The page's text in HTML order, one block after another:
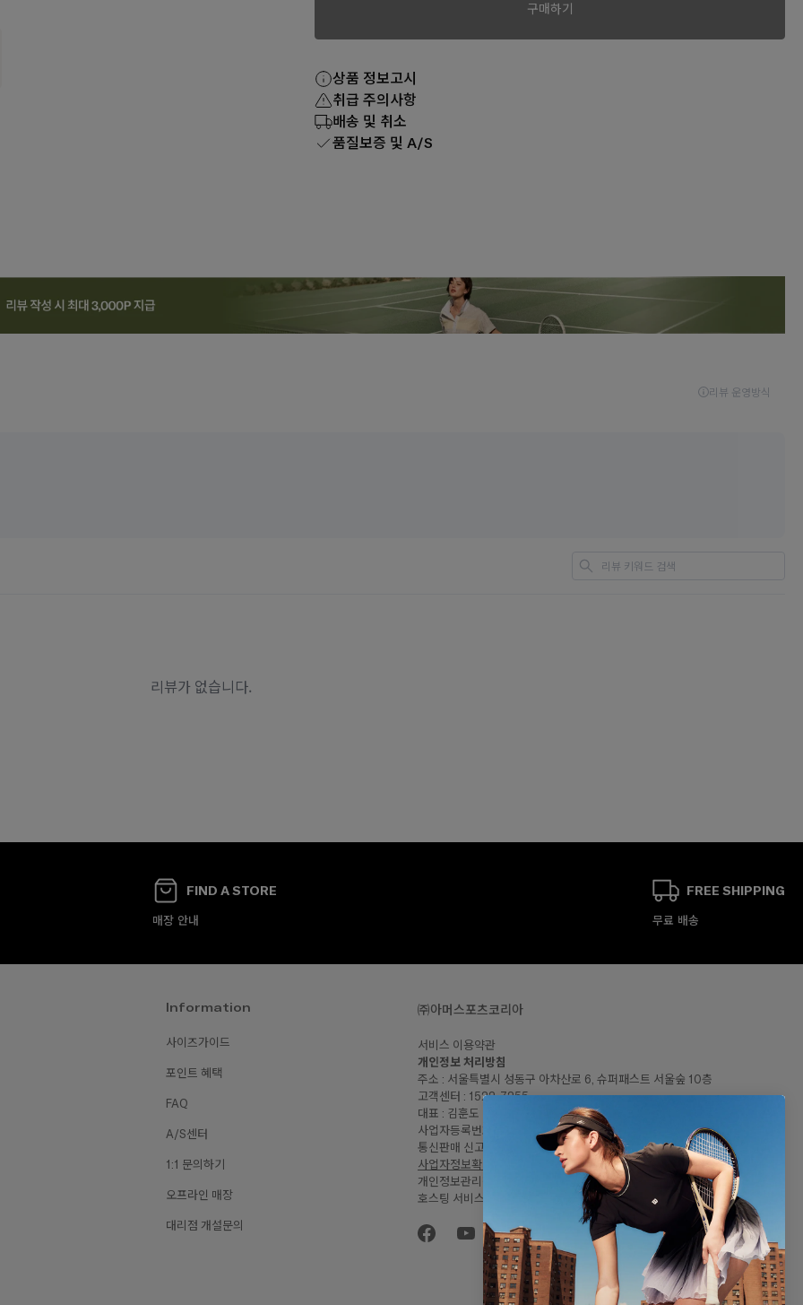
구매하기
상품 정보고시
취급 주의사항
배송 및 취소
품질보증 및 A/S
FIND A STORE
매장 안내
FREE SHIPPING
무료 배송
Information
사이즈가이드
포인트 혜택
FAQ
A/S센터
1:1 문의하기
오프라인 매장
대리점 개설문의
㈜아머스포츠코리아
서비스 이용약관
개인정보 처리방침
주소 : 서울특별시 성동구 아차산로 6, 슈퍼패스트 서울숲 10층
고객센터 : 1522-7255
대표 : 김훈도
사업자등록번호: 120-81-57446
통신판매 신고번호 : 2023-서울성동-2064
사업자정보확인
개인정보관리책임자 : 임민지
호스팅 서비스 : Shopify